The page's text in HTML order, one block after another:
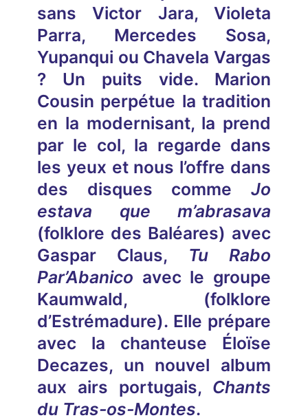
sans Victor Jara, Violeta
Parra, Mercedes Sosa,
Yupanqui ou Chavela Vargas
? Un puits vide. Marion
Cousin perpétue la tradition
en la modernisant, la prend
par le col, la regarde dans
les yeux et nous l’offre dans
des disques commeJo
estava que m’abrasava
(folklore des Baléares) avec
Gaspar Claus, Tu Rabo
Par’Abanico avec le groupe
Kaumwald, (folklore
d’Estrémadure). Elle prépare
avec la chanteuse Éloïse
Decazes, un nouvel album
aux airs portugais, Chants
du Tras-os-Montes.